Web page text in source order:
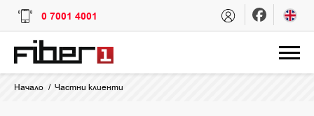
0 7001 4001
Начало Частни клиенти